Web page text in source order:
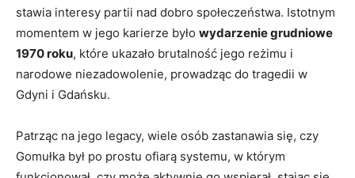
stawia interesy partii nad dobro społeczeństwa. Istotnym
momentem w jego karierze było wydarzenie grudniowe
1970 roku, które ukazało brutalność jego reżimu i
narodowe niezadowolenie, prowadząc do tragedii w
Gdyni i Gdańsku.
Patrząc na jego legacy, wiele osób zastanawia się, czy
Gomułka był po prostu ofiarą systemu, w którym